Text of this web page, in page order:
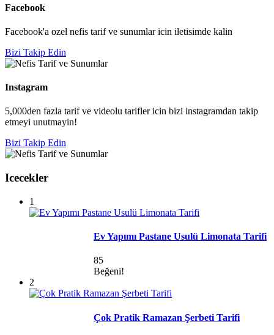
Facebook
Facebook'a ozel nefis tarif ve sunumlar icin iletisimde kalin
Bizi Takip Edin
Instagram
5,000den fazla tarif ve videolu tarifler icin bizi instagramdan takip
etmeyi unutmayin!
Bizi Takip Edin
Icecekler
1
Ev Yapımı Pastane Usulü Limonata Tarifi
85
Beğeni!
2
Çok Pratik Ramazan Şerbeti Tarifi